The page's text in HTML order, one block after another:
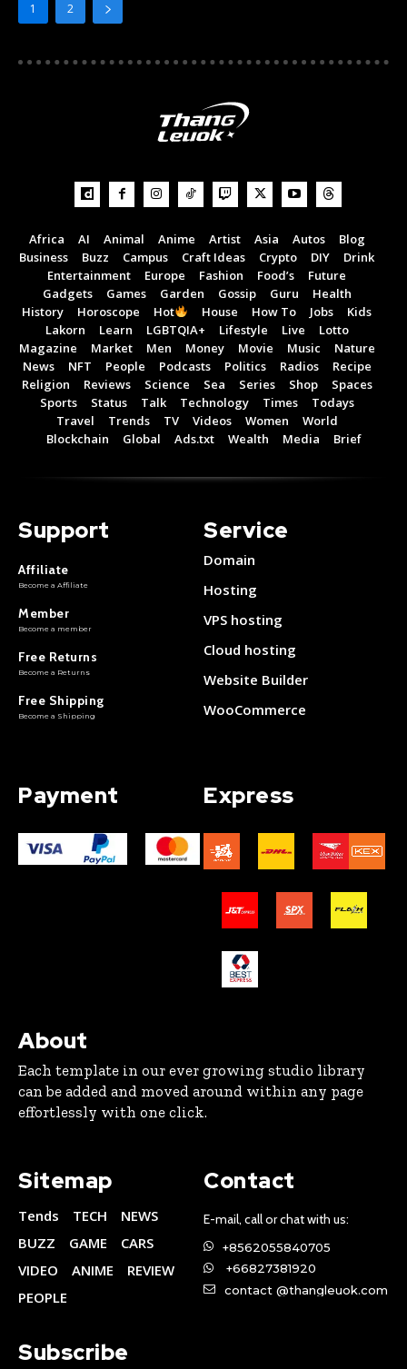
1 2
Africa AI Animal Anime Artist Asia Autos
Blog
Business
Buzz Campus Craft Ideas Crypto DIY
Drink
Entertainment
Europe Fashion Food’s
Future
Gadgets
Games Garden Gossip Guru
Health
History
Horoscope Hot House How To Jobs
Kids
Lakorn
Learn LGBTQIA+ Lifestyle Live
Lotto
Magazine
Market Men Money Movie Music
Nature
News
NFT People Podcasts Politics Radios
Recipe
Religion
Reviews Science Sea Series Shop
Spaces
Sports
Status Talk Technology Times
Todays
Travel
Trends TV Videos Women
World
Blockchain
Global Ads.txt Wealth Media Brief
Support
Affiliate
Become a Affiliate
Member
Become a member
Free Returns
Become a Returns
Free Shipping
Become a Shipping
Service
Domain
Hosting
VPS hosting
Cloud hosting
Website Builder
WooCommerce
Payment Express
About
Each template in our ever growing studio library
can be added and moved around within any page
effortlessly with one click.
Sitemap
Tends TECH
NEWS
BUZZ
GAME
CARS
VIDEO
ANIME
REVIEW
PEOPLE
Contact
E-mail, call or chat with us:
+8562055840705
+66827381920
contact @thangleuok.com
Subscribe